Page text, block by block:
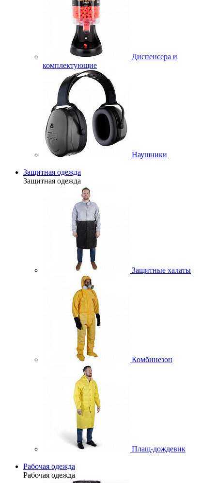
Диспенсера и
комплектующие
Наушники
Защитная одежда
Защитная одежда
Защитные халаты
Комбинезон
Плащ-дождевик
Рабочая одежда
Рабочая одежда